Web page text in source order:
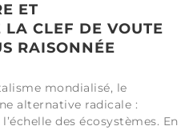
ET
LA CLEF DE VOUTE
RAISONNÉE
mondialisé, le
alternative radicale :
des écosystèmes. En